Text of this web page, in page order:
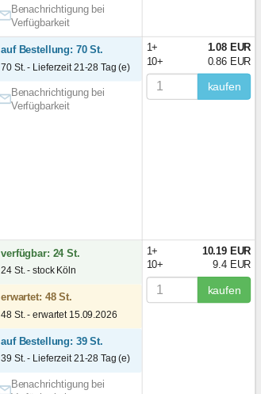
Benachrichtigung bei
Verfügbarkeit
auf Bestellung: 70 St.
70 St. - Lieferzeit 21-28 Tag (e)
Benachrichtigung bei
Verfügbarkeit
1+
1.08 EUR
10+
0.86 EUR
kaufen
verfügbar: 24 St.
24 St. - stock Köln
erwartet: 48 St.
48 St. - erwartet 15.09.2026
auf Bestellung: 39 St.
39 St. - Lieferzeit 21-28 Tag (e)
Benachrichtigung bei
1+ 10.19 EUR
10+ 9.4 EUR
kaufen